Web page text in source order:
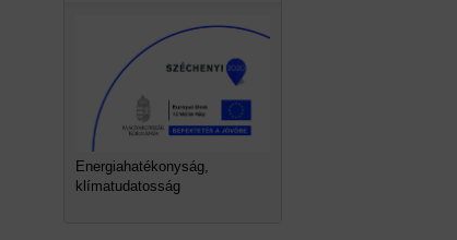
Energiahatékonyság,
klímatudatosság